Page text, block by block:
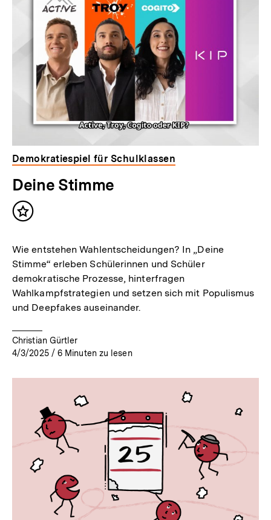
Demokratiespiel für Schulklassen
Deine Stimme
Inhalt
Wie entstehen Wahlentscheidungen? In „Deine
Stimme“ erleben Schülerinnen und Schüler
demokratische Prozesse, hinterfragen
Wahlkampfstrategien und setzen sich mit Populismus
und Deepfakes auseinander.
Christian Gürtler
4/3/2025 / 6 Minuten zu lesen